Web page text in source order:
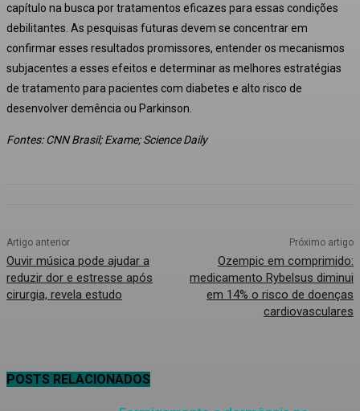
capítulo na busca por tratamentos eficazes para essas condições
debilitantes. As pesquisas futuras devem se concentrar em
confirmar esses resultados promissores, entender os mecanismos
subjacentes a esses efeitos e determinar as melhores estratégias
de tratamento para pacientes com diabetes e alto risco de
desenvolver demência ou Parkinson.
Fontes: CNN Brasil; Exame; Science Daily
Artigo anterior
Ouvir música pode ajudar a
reduzir dor e estresse após
cirurgia, revela estudo
Próximo artigo
Ozempic em comprimido:
medicamento Rybelsus diminui
em 14% o risco de doenças
cardiovasculares
POSTS RELACIONADOS